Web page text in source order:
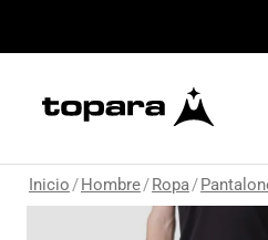
Inicio/Hombre/Ropa/